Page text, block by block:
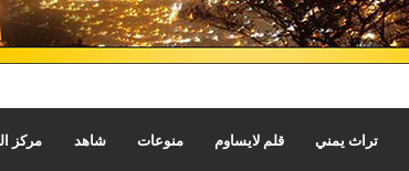
تراث يمني قلم لايساوم منوعات شاهد مركز